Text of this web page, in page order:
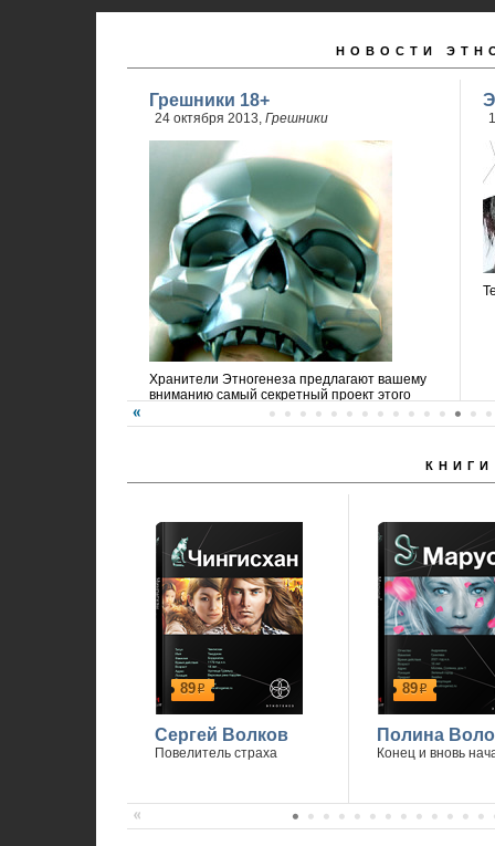
НОВОСТИ
Грешники 18+
24 октября 2013, Грешники
Хранители Этногенеза предлагают вашему
вниманию самый секретный проект этого
КНИГИ
89р
Сергей Волков
Повелитель страха
89р
Полина
Конец и вновь